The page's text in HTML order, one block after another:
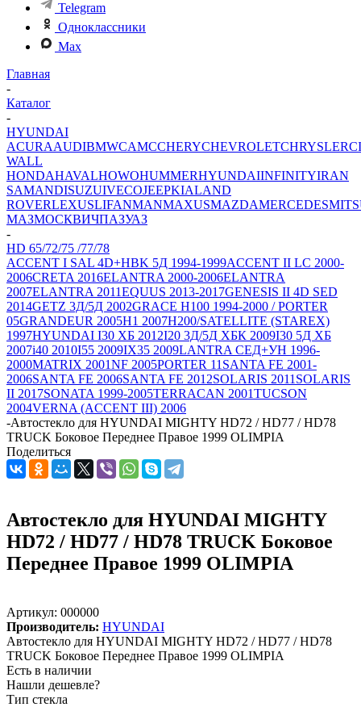
Telegram
Одноклассники
Max
Главная
-
Каталог
-
HYUNDAI
ACURAAUDIBMWCAMCCHERYCHEVROLETCHRYSLER
WALL
HONDAHAVALHOWOHUMMERHYUNDAIINFINITYIRAN
SAMANDISUZUIVECOJEEPKIALAND
ROVERLEXUSLIFANMANMAXUSMAZDAMERCEDES
МАЗМОСКВИЧПАЗУАЗ
-
HD 65/72/75 /77/78
ACCENT I SAL 4D+HBK 5Д 1994-1999ACCENT II LC 2000-
2006CRETA 2016ELANTRA 2000-2006ELANTRA
2007ELANTRA 2011EQUUS 2013-2017GENESIS II 4D SED
2014GETZ 3Д/5Д 2002GRACE H100 1994-2000 / PORTER
05GRANDEUR 2005H1 2007H200/SATELLITE (STAREX)
1997HYUNDAI I30 ХБ 2012I20 3Д/5Д ХБК 2009I30 5Д ХБ
2007i40 2010I55 2009IX35 2009LANTRA СЕД+УН 1996-
2000MATRIX 2001NF 2005PORTER 11 SANTA FE 2001-
2006SANTA FE 2006SANTA FE 2012SOLARIS 2011 SOLARIS
II 2017SONATA 1999-2005TERRACAN 2001TUCSON
2004VERNA (ACCENT III) 2006
-Автостекло для HYUNDAI MIGHTY HD72 / HD77 / HD78
TRUCK Боковое Переднее Правое 1999 OLIMPIA
Поделиться
Автостекло для HYUNDAI MIGHTY
HD72 / HD77 / HD78 TRUCK Боковое
Переднее Правое 1999 OLIMPIA
Артикул: 000000
Производитель: HYUNDAI
Автостекло для HYUNDAI MIGHTY HD72 / HD77 / HD78
TRUCK Боковое Переднее Правое 1999 OLIMPIA
Есть в наличии
Нашли дешевле?
Тип стекла